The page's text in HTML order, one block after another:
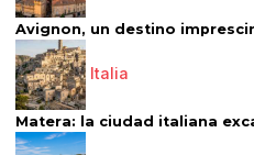
Avignon, un destino
Italia
Matera: la ciudad italiana